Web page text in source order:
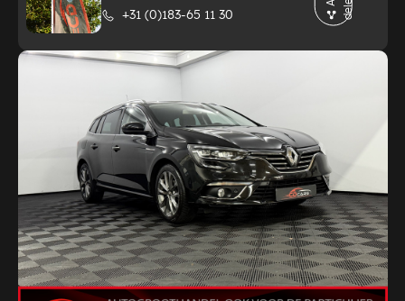
+31 (0)183-65 11 30